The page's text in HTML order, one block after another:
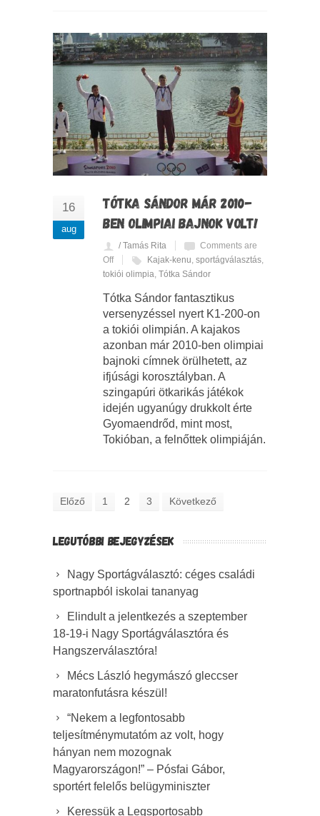
16
aug
TÓTKA SÁNDOR MÁR 2010-
BEN OLIMPIAI BAJNOK VOLT!
/ Tamás Rita
Comments are
Off
Kajak-kenu, sportágválasztás,
tokiói olimpia, Tótka Sándor
Tótka Sándor fantasztikus
versenyzéssel nyert K1-200-on
a tokiói olimpián. A kajakos
azonban már 2010-ben olimpiai
bajnoki címnek örülhetett, az
ifjúsági korosztályban. A
szingapúri ötkarikás játékok
idején ugyanúgy drukkolt érte
Gyomaendrőd, mint most,
Tokióban, a felnőttek olimpiáján.
Előző 1 2 3 Következő
LEGUTÓBBI BEJEGYZÉSEK
Nagy Sportágválasztó: céges családi
sportnapból iskolai tananyag
Elindult a jelentkezés a szeptember
18-19-i Nagy Sportágválasztóra és
Hangszerválasztóra!
Mécs László hegymászó gleccser
maratonfutásra készül!
“Nekem a legfontosabb
teljesítménymutatóm az volt, hogy
hányan nem mozognak
Magyarországon!” – Pósfai Gábor,
sportért felelős belügyminiszter
Keressük a Legsportosabb